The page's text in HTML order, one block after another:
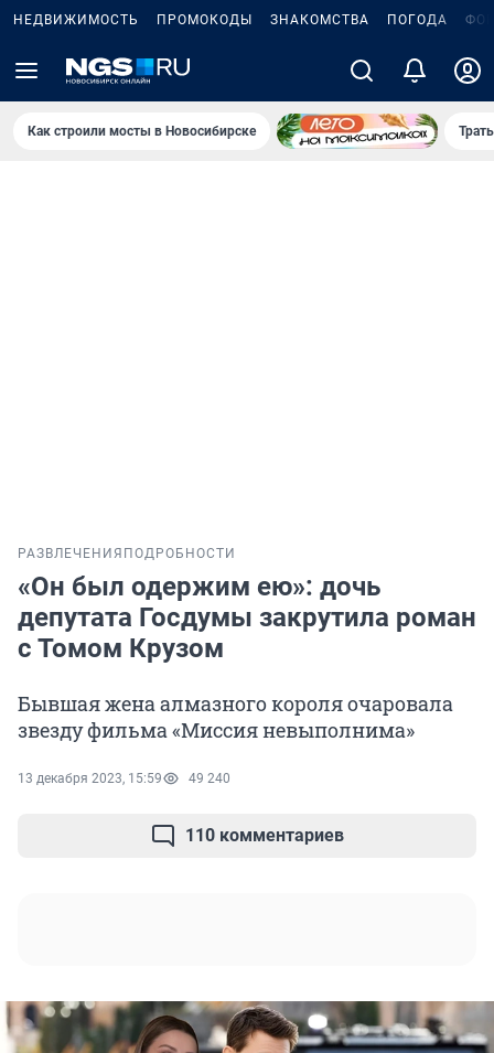
НЕДВИЖИМОСТЬ ПРОМОКОДЫ ЗНАКОМСТВА ПОГОДА
Как строили мосты в Новосибирске
РАЗВЛЕЧЕНИЯ ПОДРОБНОСТИ
«Он был одержим ею»: дочь
депутата Госдумы закрутила роман
с Томом Крузом
Бывшая жена алмазного короля очаровала
звезду фильма «Миссия невыполнима»
13 декабря 2023, 15:59 49 240
110 комментариев